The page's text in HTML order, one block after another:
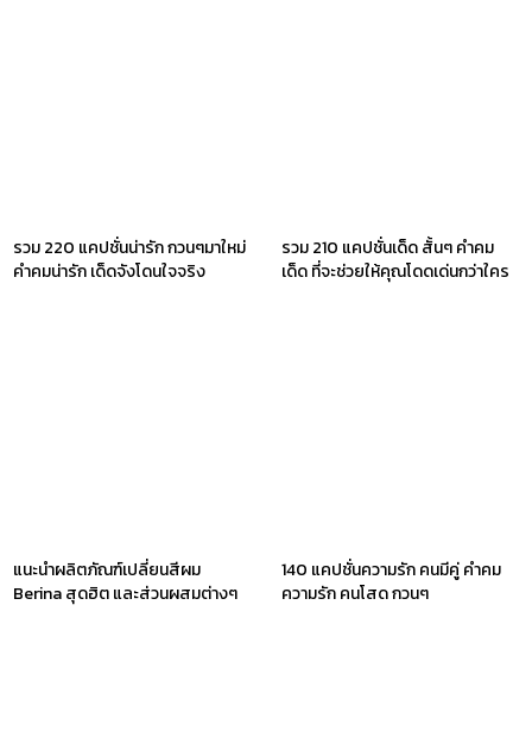
รวม 220 แคปชั่นน่ารัก กวนๆมาใหม่
คำคมน่ารัก เด็ดจังโดนใจจริง
รวม 210 แคปชั่นเด็ด สั้นๆ คำคม
เด็ด ที่จะช่วยให้คุณโดดเด่นกว่าใคร
แนะนำผลิตภัณฑ์เปลี่ยนสีผม
Berina สุดฮิต และส่วนผสมต่างๆ
140 แคปชั่นความรัก คนมีคู่ คำคม
ความรัก คนโสด กวนๆ